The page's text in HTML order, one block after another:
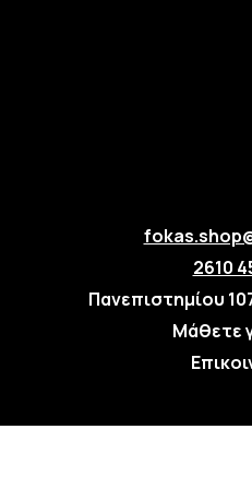
2610
Πανεπιστημίου
Μάθετε